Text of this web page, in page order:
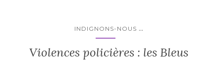
INDIGNONS-NOUS ...
Violences policières : les Bleus